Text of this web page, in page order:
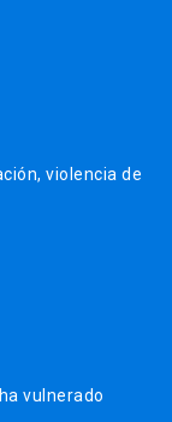
violencia de
vulnerado